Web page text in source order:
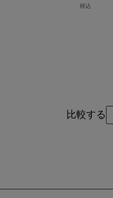
税込
比較する